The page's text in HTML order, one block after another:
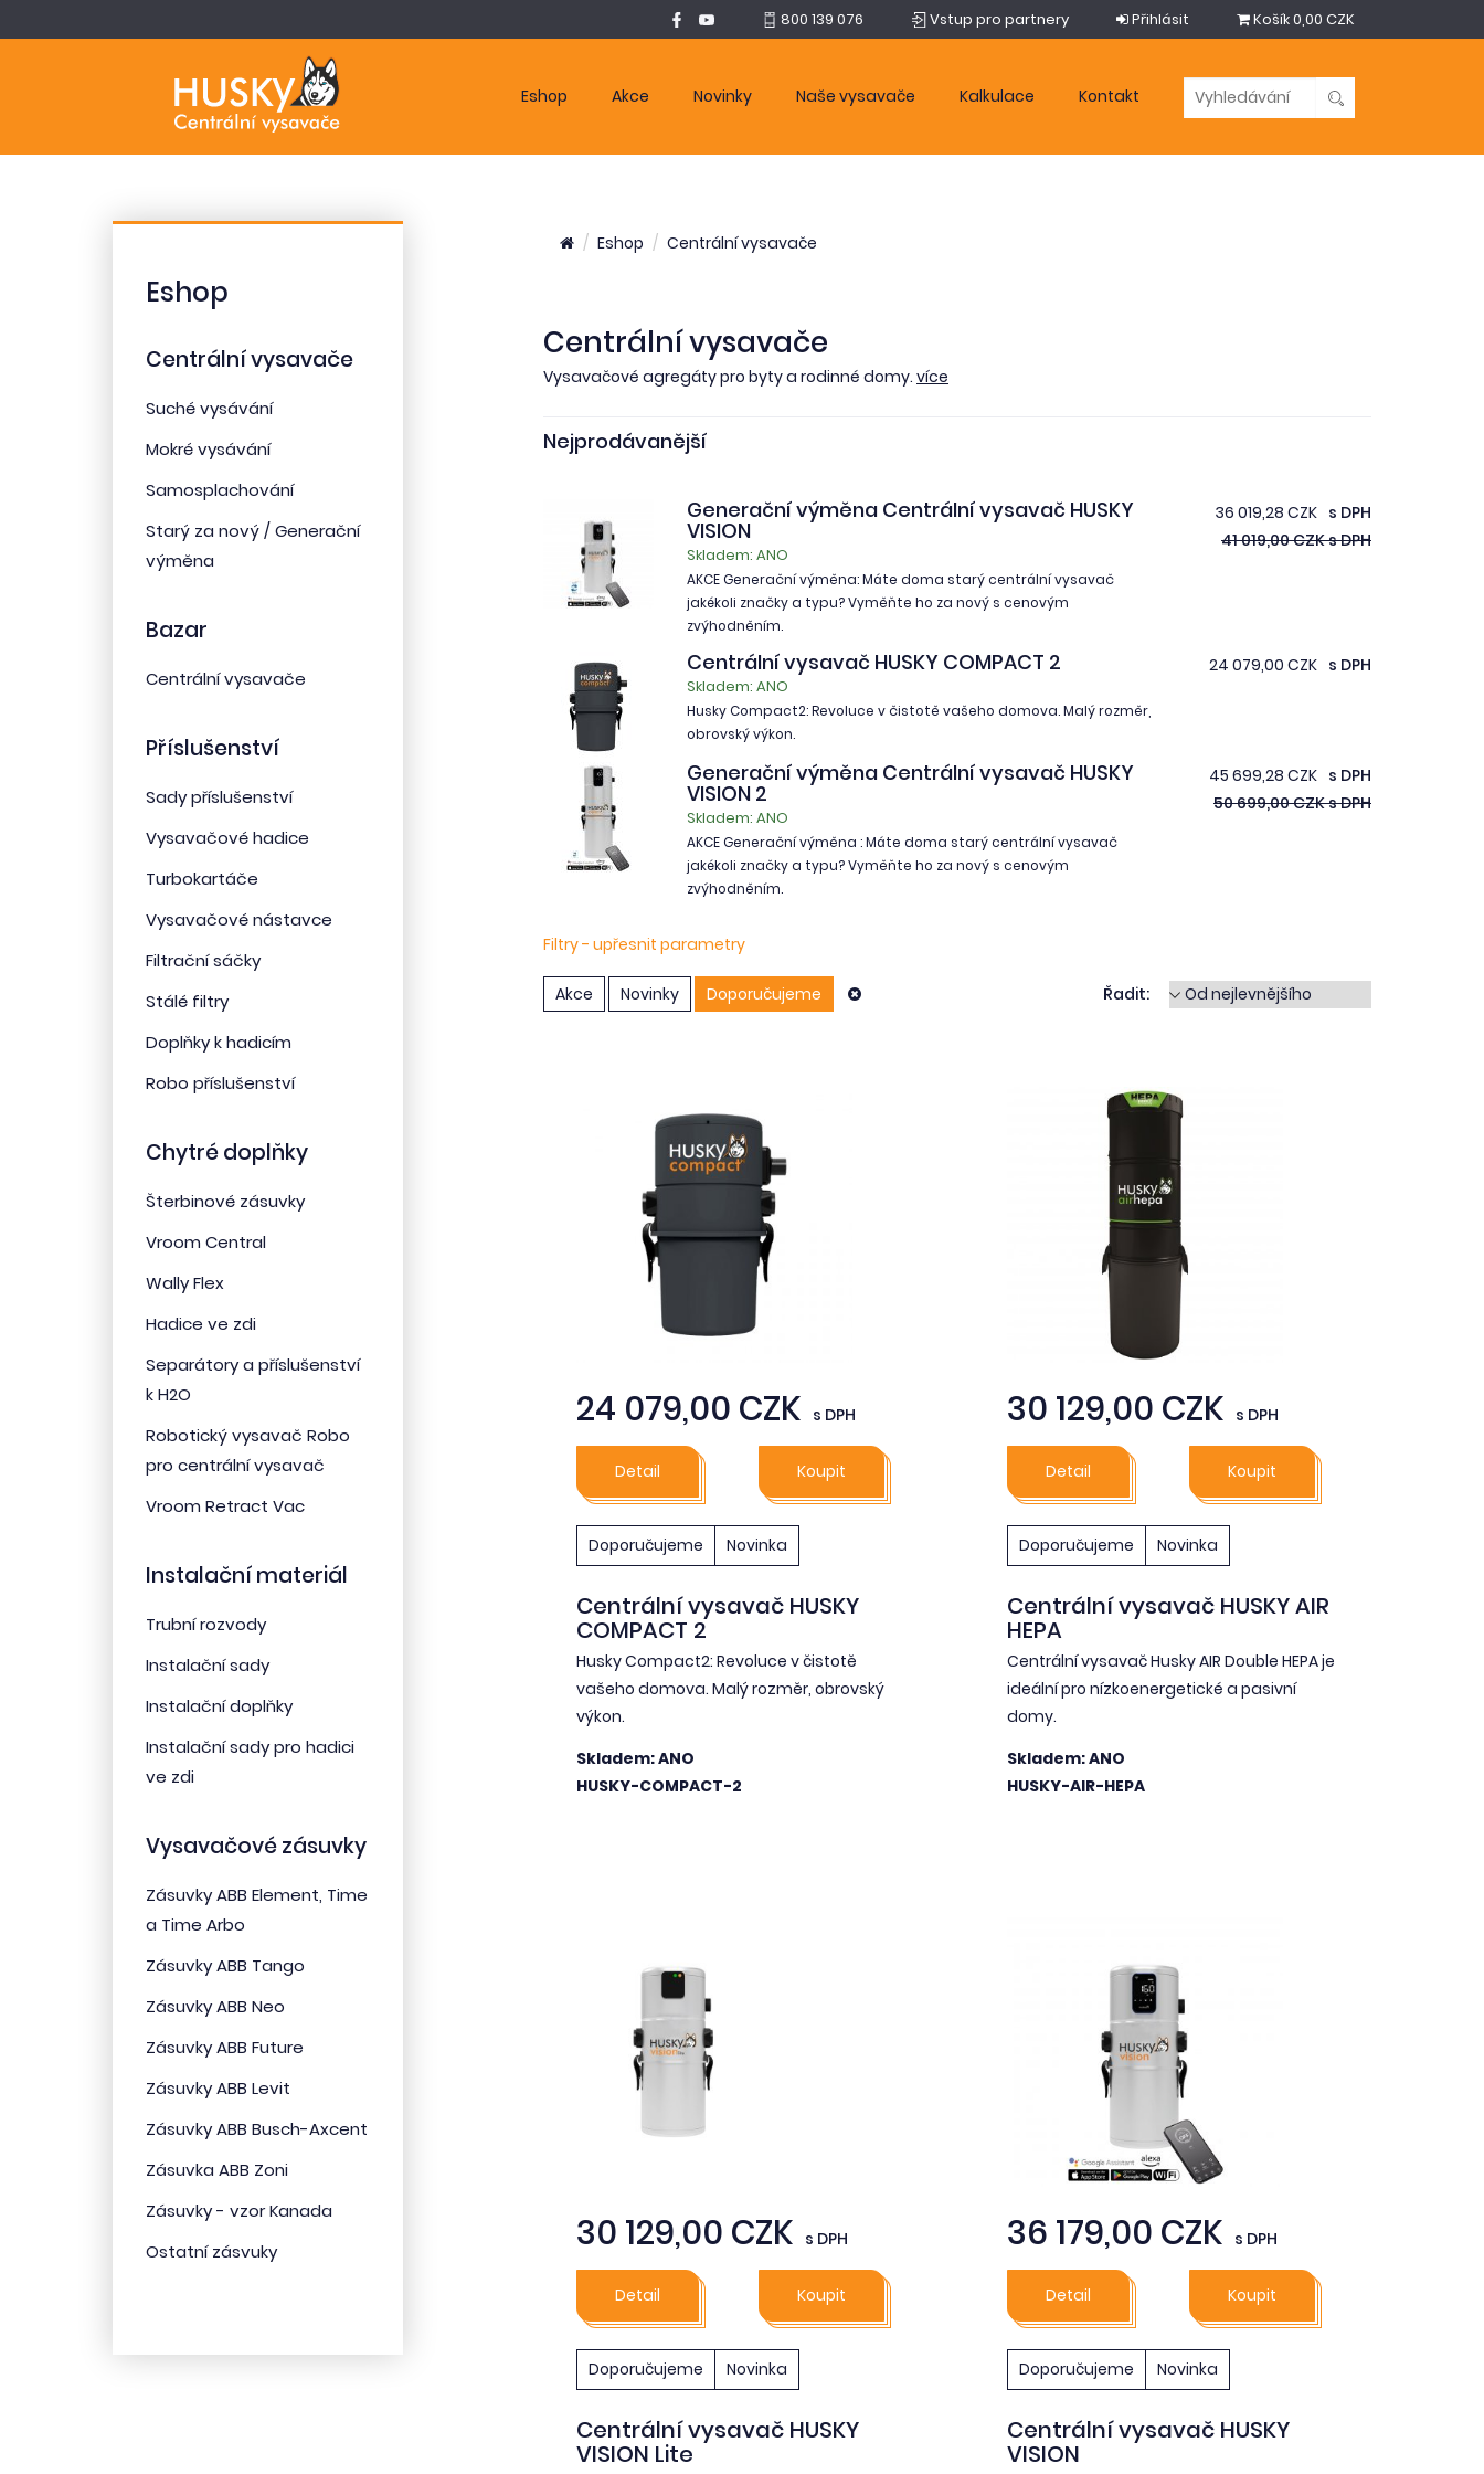
800 139 076 Vstup pro partnery Přihlásit Košík0,00 CZK
Eshop Akce Novinky Naše vysavače Kalkulace Kontakt
Eshop
Centrální vysavače
Suché vysávání
Mokré vysávání
Samosplachování
Starý za nový / Generační
výměna
Bazar
Centrální vysavače
Příslušenství
Sady příslušenství
Vysavačové hadice
Turbokartáče
Vysavačové nástavce
Filtrační sáčky
Stálé filtry
Doplňky k hadicím
Robo příslušenství
Chytré doplňky
Šterbinové zásuvky
Vroom Central
Wally Flex
Hadice ve zdi
Separátory a příslušenství
k H2O
Robotický vysavač Robo
pro centrální vysavač
Vroom Retract Vac
Instalační materiál
Trubní rozvody
Instalační sady
Instalační doplňky
Instalační sady pro hadici
ve zdi
Vysavačové zásuvky
Zásuvky ABB Element, Time
a Time Arbo
Zásuvky ABB Tango
Zásuvky ABB Neo
Zásuvky ABB Future
Zásuvky ABB Levit
Zásuvky ABB Busch-Axcent
Zásuvka ABB Zoni
Zásuvky - vzor Kanada
Ostatní zásvuky
Eshop Centrální vysavače
Centrální vysavače
Vysavačové agregáty pro byty a rodinné domy. více
Nejprodávanější
Generační výměna Centrální vysavač HUSKY
VISION
Skladem: ANO
AKCE Generační výměna: Máte doma starý centrální vysavač
jakékoli značky a typu? Vyměňte ho za nový s cenovým
zvýhodněním.
36 019,28 CZK s DPH
41 019,00 CZK s DPH
Centrální vysavač HUSKY COMPACT 2
Skladem: ANO
Husky Compact2: Revoluce v čistotě vašeho domova. Malý rozměr,
obrovský výkon.
24 079,00 CZK s DPH
Generační výměna Centrální vysavač HUSKY
VISION 2
Skladem: ANO
AKCE Generační výměna : Máte doma starý centrální vysavač
jakékoli značky a typu? Vyměňte ho za nový s cenovým
zvýhodněním.
45 699,28 CZK s DPH
50 699,00 CZK s DPH
Filtry - upřesnit parametry
Akce Novinky Doporučujeme Řadit:
24 079,00 CZK s DPH
Detail Koupit
Doporučujeme Novinka
Centrální vysavač HUSKY
COMPACT 2
Husky Compact2: Revoluce v čistotě
vašeho domova. Malý rozměr, obrovský
výkon.
Skladem: ANO
HUSKY-COMPACT-2
30 129,00 CZK s DPH
Detail Koupit
Doporučujeme Novinka
Centrální vysavač HUSKY AIR
HEPA
Centrální vysavač Husky AIR Double HEPA je
ideální pro nízkoenergetické a pasivní
domy.
Skladem: ANO
HUSKY-AIR-HEPA
30 129,00 CZK s DPH
Detail Koupit
Doporučujeme Novinka
Centrální vysavač HUSKY
VISION Lite
36 179,00 CZK s DPH
Detail Koupit
Doporučujeme Novinka
Centrální vysavač HUSKY
VISION